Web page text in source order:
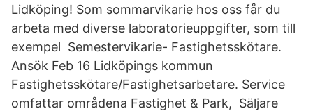
Lidköping! Som sommarvikarie hos oss får du
arbeta med diverse laboratorieuppgifter, som till
exempel Semestervikarie- Fastighetsskötare.
Ansök Feb 16 Lidköpings kommun
Fastighetsskötare/Fastighetsarbetare. Service
omfattar områdena Fastighet & Park, Säljare